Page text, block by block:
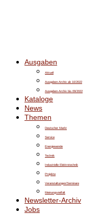
Ausgaben
Aktuell
Ausgaben-Archiv ab 10/2022
Ausgaben-Archiv bis 09/2022
Kataloge
News
Themen
Deutscher Markt
Service
Energiewende
Technik
Industrielle Elektrotechnik
Projekte
Veranstaltungen/Seminare
Meinungsvielfalt
Newsletter-Archiv
Jobs